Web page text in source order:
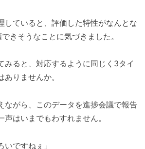
していると、評価した特性がなんとな
きそうなことに気づきました。
みると、対応するように同じく3タイ
りませんか。
ながら、このデータを進捗会議で報告
声はいまでもわすれません。
いですねぇ」